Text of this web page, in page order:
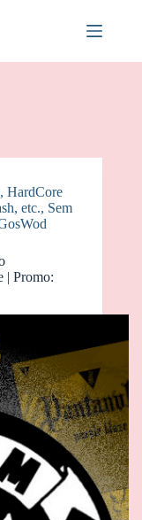
, HardCore
etc., Sem
| Promo: